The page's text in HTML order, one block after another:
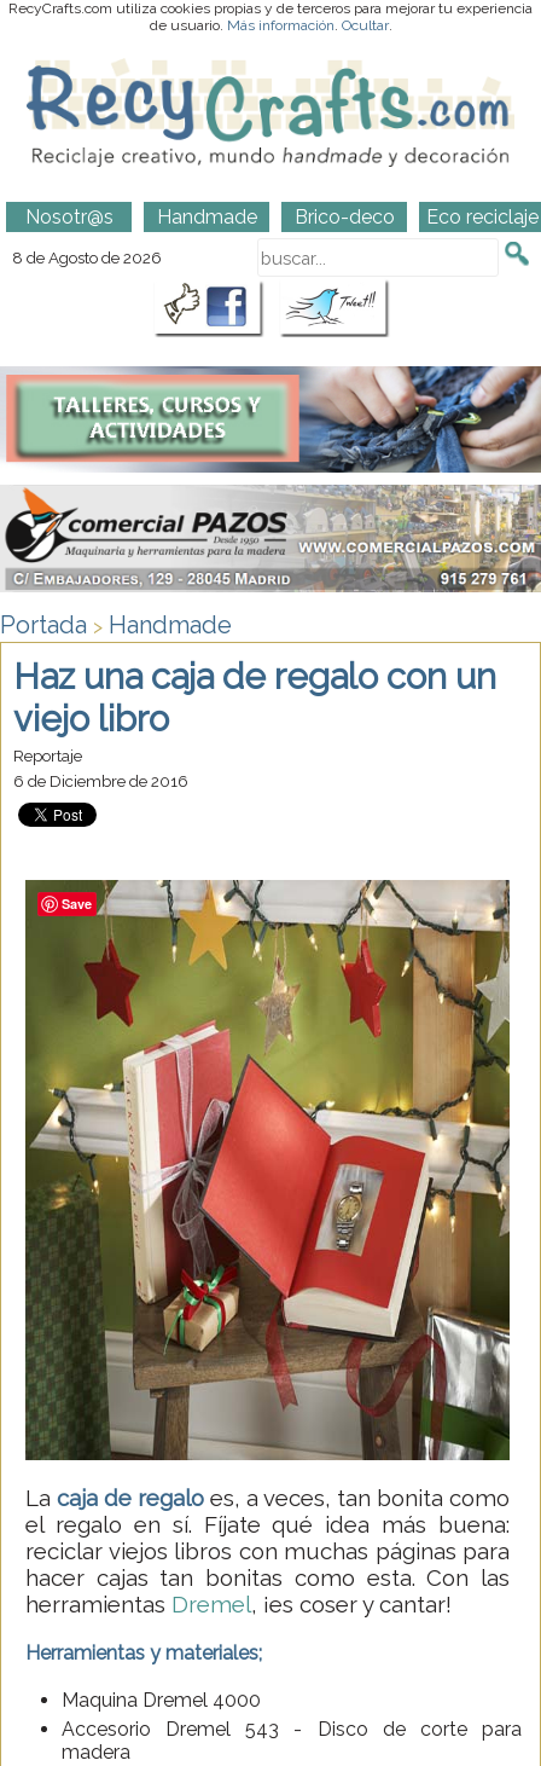
RecyCrafts.com utiliza cookies propias y de terceros para mejorar tu experiencia
de usuario. Más información. Ocultar.
Nosotr@s Handmade Brico-deco Eco reciclaje
8 de Agosto de 2026
Portada > Handmade
Haz una caja de regalo con un
viejo libro
Reportaje
6 de Diciembre de 2016
La caja de regalo es, a veces, tan bonita como
el regalo en sí. Fíjate qué idea más buena:
reciclar viejos libros con muchas páginas para
hacer cajas tan bonitas como esta. Con las
herramientas Dremel, ¡es coser y cantar!
Herramientas y materiales;
Maquina Dremel 4000
Accesorio Dremel 543 - Disco de corte para
madera
Save